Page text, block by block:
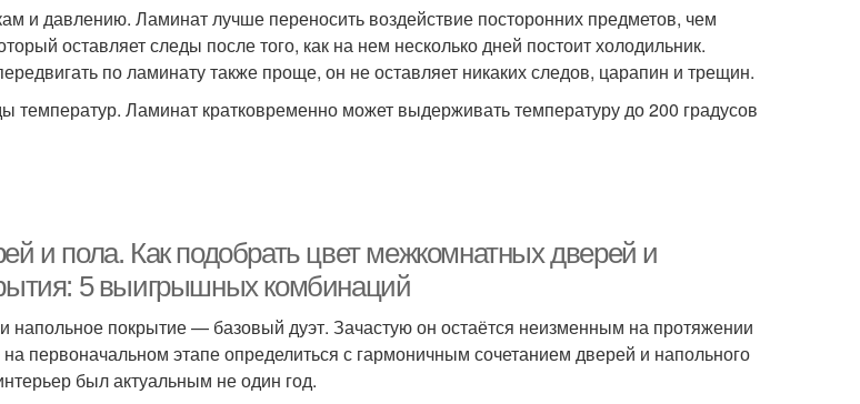
и давлению. Ламинат лучше переносить воздействие посторонних предметов, чем
оставляет следы после того, как на нем несколько дней постоит холодильник.
по ламинату также проще, он не оставляет никаких следов, царапин и трещин.
температур. Ламинат кратковременно может выдерживать температуру до 200 градусов
и пола. Как подобрать цвет межкомнатных дверей и
5 выигрышных комбинаций
напольное покрытие — базовый дуэт. Зачастую он остаётся неизменным на протяжении
первоначальном этапе определиться с гармоничным сочетанием дверей и напольного
был актуальным не один год.